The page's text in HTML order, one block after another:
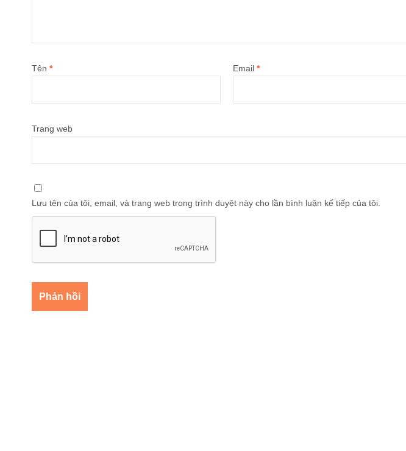
Tên * Email *
Trang web
Lưu tên của tôi, email, và trang web trong trình duyệt này cho lần bình luận kế tiếp của tôi.